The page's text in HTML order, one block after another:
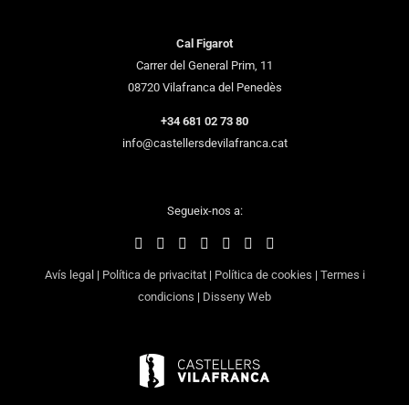
Cal Figarot
Carrer del General Prim, 11
08720 Vilafranca del Penedès
+34 681 02 73 80
info@castellersdevilafranca.cat
Segueix-nos a:
Avís legal | Política de privacitat| Política de cookies | Termes i
condicions | Disseny Web